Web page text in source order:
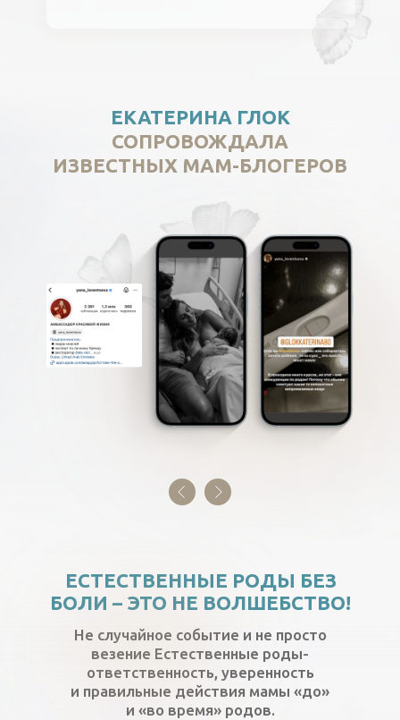
ЕКАТЕРИНА ГЛОК
СОПРОВОЖДАЛА
ИЗВЕСТНЫХ МАМ-БЛОГЕРОВ
Не случайное событие и не просто
везение!
Естественные роды-
ответственность, уверенность
и правильные действия мамы «до»
и «во время» родов.
ЕСТЕСТВЕННЫЕ РОДЫ БЕЗ
БОЛИ – ЭТО НЕ ВОЛШЕБСТВО!
Не случайное событие и не просто
везение Естественные роды-
ответственность, уверенность
и правильные действия мамы «до»
и «во время» родов.